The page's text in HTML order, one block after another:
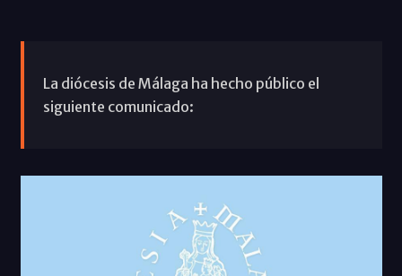
La diócesis de Málaga ha hecho público el
siguiente comunicado: